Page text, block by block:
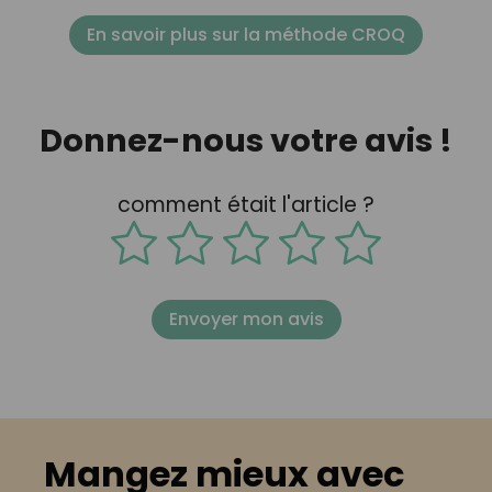
En savoir plus sur la méthode CROQ
Donnez-nous votre avis !
comment était l'article ?
Envoyer mon avis
Mangez mieux avec